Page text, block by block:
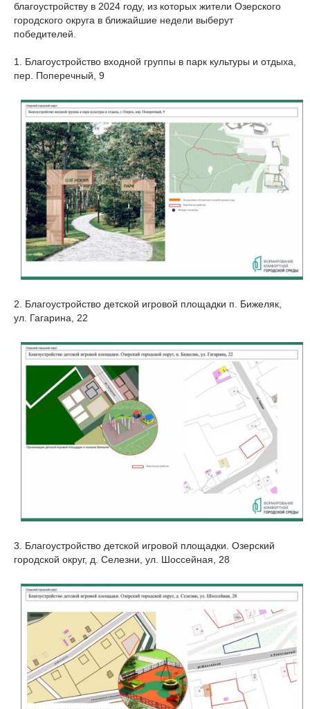
благоустройству в 2024 году, из которых жители Озерского
городского округа в ближайшие недели выберут
победителей.
1. Благоустройство входной группы в парк культуры и отдыха,
пер. Поперечный, 9
2. Благоустройство детской игровой площадки п. Бижеляк,
ул. Гагарина, 22
3. Благоустройство детской игровой площадки. Озерский
городской округ, д. Селезни, ул. Шоссейная, 28